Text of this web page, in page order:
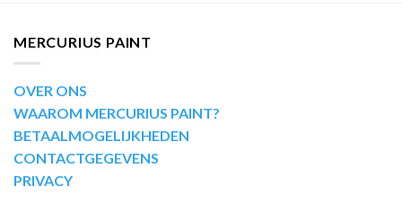
MERCURIUS PAINT
OVER ONS
WAAROM MERCURIUS PAINT?
BETAALMOGELIJKHEDEN
CONTACTGEGEVENS
PRIVACY